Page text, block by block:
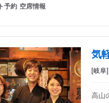
予約 空席情報
気
[岐阜
高山